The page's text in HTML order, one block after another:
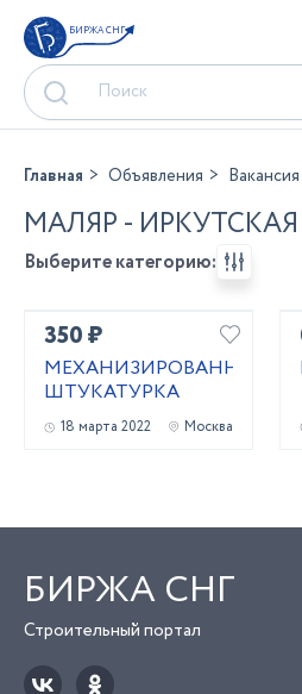
БИРЖА СНГ
Главная Объявления Вакансия
МАЛЯР -
Выберите категорию:
350 ₽
МЕХАНИЗИРОВАННАЯ
ШТУКАТУРКА
18 марта 2022 Москва
БИРЖА СНГ
Строительный портал